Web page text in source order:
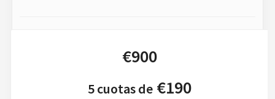
€900
5 cuotas de€190